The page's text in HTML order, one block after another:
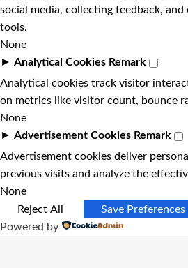
social media, collecting feedback,
tools.
None
► Analytical Cookies Remark
Analytical cookies track visitor
on metrics like visitor count, bounce
None
► Advertisement Cookies Remark
Advertisement cookies deliver
previous visits and analyze the
None
Reject All
Save Preferences
Powered by